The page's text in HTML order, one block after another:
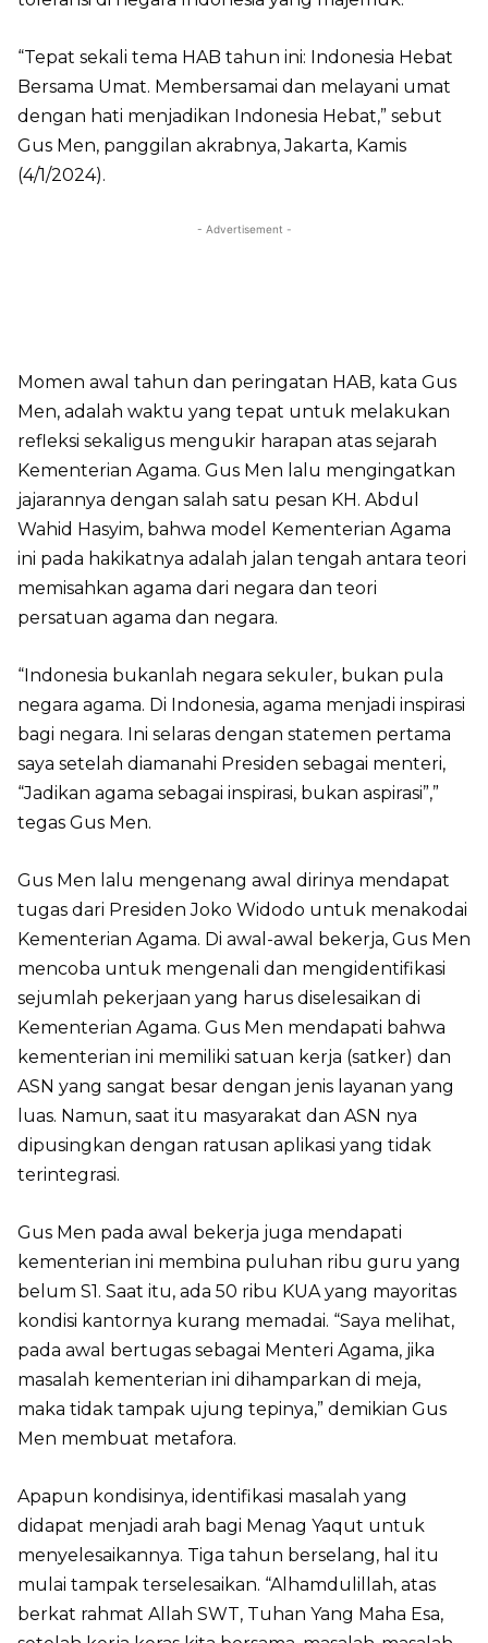
“Tepat sekali tema HAB tahun ini: Indonesia Hebat
Bersama Umat. Membersamai dan melayani umat
dengan hati menjadikan Indonesia Hebat,” sebut
Gus Men, panggilan akrabnya, Jakarta, Kamis
(4/1/2024).
- Advertisement -
Momen awal tahun dan peringatan HAB, kata Gus
Men, adalah waktu yang tepat untuk melakukan
refleksi sekaligus mengukir harapan atas sejarah
Kementerian Agama. Gus Men lalu mengingatkan
jajarannya dengan salah satu pesan KH. Abdul
Wahid Hasyim, bahwa model Kementerian Agama
ini pada hakikatnya adalah jalan tengah antara teori
memisahkan agama dari negara dan teori
persatuan agama dan negara.
“Indonesia bukanlah negara sekuler, bukan pula
negara agama. Di Indonesia, agama menjadi inspirasi
bagi negara. Ini selaras dengan statemen pertama
saya setelah diamanahi Presiden sebagai menteri,
“Jadikan agama sebagai inspirasi, bukan aspirasi”,”
tegas Gus Men.
Gus Men lalu mengenang awal dirinya mendapat
tugas dari Presiden Joko Widodo untuk menakodai
Kementerian Agama. Di awal-awal bekerja, Gus Men
mencoba untuk mengenali dan mengidentifikasi
sejumlah pekerjaan yang harus diselesaikan di
Kementerian Agama. Gus Men mendapati bahwa
kementerian ini memiliki satuan kerja (satker) dan
ASN yang sangat besar dengan jenis layanan yang
luas. Namun, saat itu masyarakat dan ASN nya
dipusingkan dengan ratusan aplikasi yang tidak
terintegrasi.
Gus Men pada awal bekerja juga mendapati
kementerian ini membina puluhan ribu guru yang
belum S1. Saat itu, ada 50 ribu KUA yang mayoritas
kondisi kantornya kurang memadai. “Saya melihat,
pada awal bertugas sebagai Menteri Agama, jika
masalah kementerian ini dihamparkan di meja,
maka tidak tampak ujung tepinya,” demikian Gus
Men membuat metafora.
Apapun kondisinya, identifikasi masalah yang
didapat menjadi arah bagi Menag Yaqut untuk
menyelesaikannya. Tiga tahun berselang, hal itu
mulai tampak terselesaikan. “Alhamdulillah, atas
berkat rahmat Allah SWT, Tuhan Yang Maha Esa,